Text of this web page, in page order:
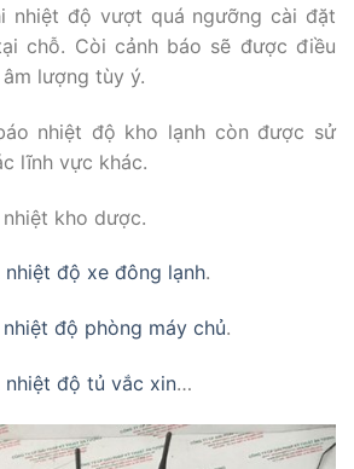
nhiệt độ vượt quá ngưỡng cài đặt
chỗ. Còi cảnh báo sẽ được điều
lượng tùy ý.
nhiệt độ kho lạnh còn được sử
lĩnh vực khác.
kho dược.
độ xe đông lạnh.
độ phòng máy chủ.
độ tủ vắc xin…